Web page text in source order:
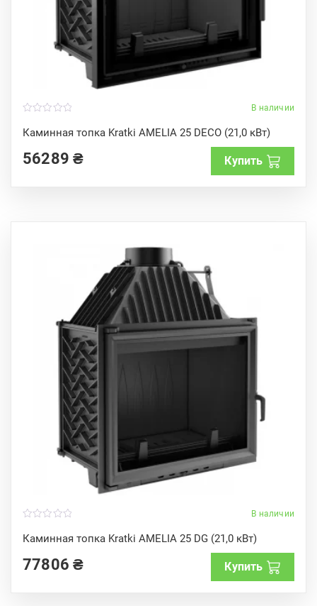
В наличии
Каминная топка Kratki AMELIA 25 DECO (21,0 кВт)
o
u
o
f56289₴ Купить
В наличии
Каминная топка Kratki AMELIA 25 DG (21,0 кВт)
o
u
o
f
77806₴ Купить